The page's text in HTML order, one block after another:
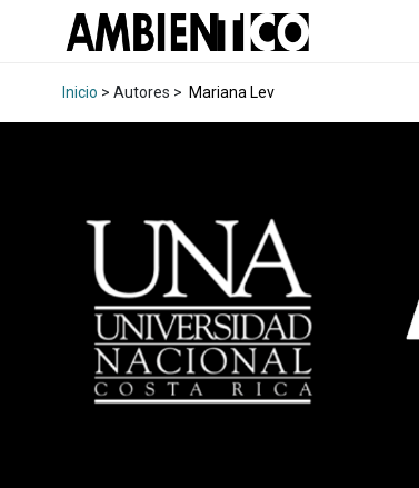
Inicio > Autores > Mariana Lev